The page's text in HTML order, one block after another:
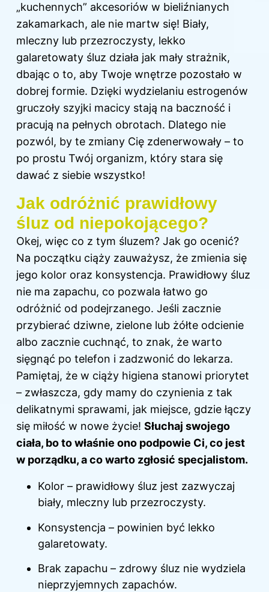
„kuchennych” akcesoriów w bieliźnianych
zakamarkach, ale nie martw się! Biały,
mleczny lub przezroczysty, lekko
galaretowaty śluz działa jak mały strażnik,
dbając o to, aby Twoje wnętrze pozostało w
dobrej formie. Dzięki wydzielaniu estrogenów
gruczoły szyjki macicy stają na baczność i
pracują na pełnych obrotach. Dlatego nie
pozwól, by te zmiany Cię zdenerwowały – to
po prostu Twój organizm, który stara się
dawać z siebie wszystko!
Jak odróżnić prawidłowy
śluz od niepokojącego?
Okej, więc co z tym śluzem? Jak go ocenić?
Na początku ciąży zauważysz, że zmienia się
jego kolor oraz konsystencja. Prawidłowy śluz
nie ma zapachu, co pozwala łatwo go
odróżnić od podejrzanego. Jeśli zacznie
przybierać dziwne, zielone lub żółte odcienie
albo zacznie cuchnąć, to znak, że warto
sięgnąć po telefon i zadzwonić do lekarza.
Pamiętaj, że w ciąży higiena stanowi priorytet
– zwłaszcza, gdy mamy do czynienia z tak
delikatnymi sprawami, jak miejsce, gdzie łączy
się miłość w nowe życie! Słuchaj swojego
ciała, bo to właśnie ono podpowie Ci, co jest
w porządku, a co warto zgłosić specjalistom.
Kolor – prawidłowy śluz jest zazwyczaj
biały, mleczny lub przezroczysty.
Konsystencja – powinien być lekko
galaretowaty.
Brak zapachu – zdrowy śluz nie wydziela
nieprzyjemnych zapachów.